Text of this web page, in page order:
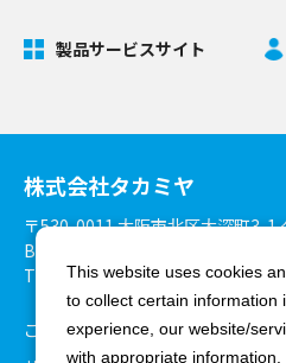
製品サービスサイト
株式会社タカミヤ
〒530-0011 大阪市北区大深町3-1
B27階
TEL：06-6375-3900 FAX：06-
ご利用環境について
個人情
This website uses cookies
to collect certain information
experience, our website/
with appropriate